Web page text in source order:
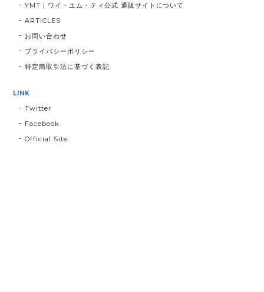
YMT | ワイ・エム・ティ公式 通販サイトについて
ARTICLES
お問い合わせ
プライバシーポリシー
特定商取引法に基づく表記
LINK
Twitter
Facebook
Official Site